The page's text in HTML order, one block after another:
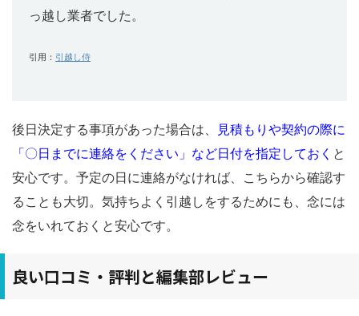
っ越し業者でした。
引用： 引越し侍
後日決定する事項があった場合は、
見積もりや契約の際に
「〇日までに連絡をください」など日付を指定しておく と
安心です。予定の日に連絡がなければ、こちらから確認す
ることも大切。気持ちよく引越しをするためにも、念には
念をいれておくと安心です。
良い口コミ・評判と編集部レビュー